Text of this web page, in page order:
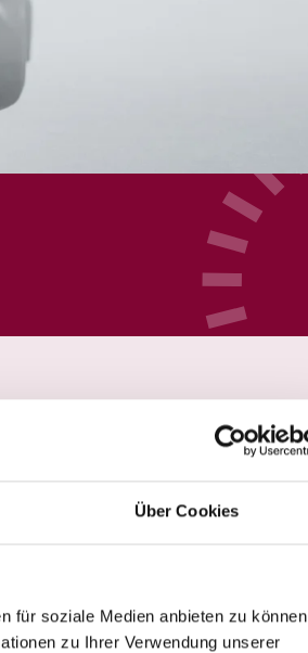
Über Cookies
für soziale Medien anbieten zu können
zu Ihrer Verwendung unserer